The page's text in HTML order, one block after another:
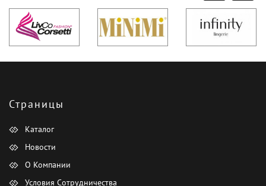
Страницы
Каталог
Новости
О Компании
Условия Сотрудничества